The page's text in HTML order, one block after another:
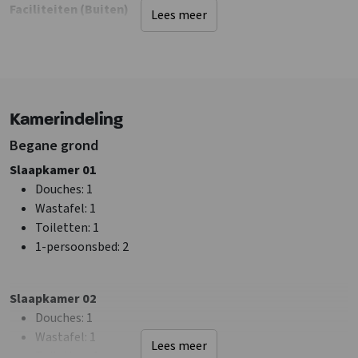
Faciliteiten (Buiten)
Douches: 8
Wastafel: 8
Toiletten: 8
Badkamers : 8
Faciliteiten (Binnen)
Zithoek
TV
Algemene gegevens
Lees meer
Kamerindeling
Begane grond
Slaapkamer 01
Douches: 1
Wastafel: 1
Toiletten: 1
1-persoonsbed: 2
Slaapkamer 02
Douches: 1
Wastafel: 1
Lees meer